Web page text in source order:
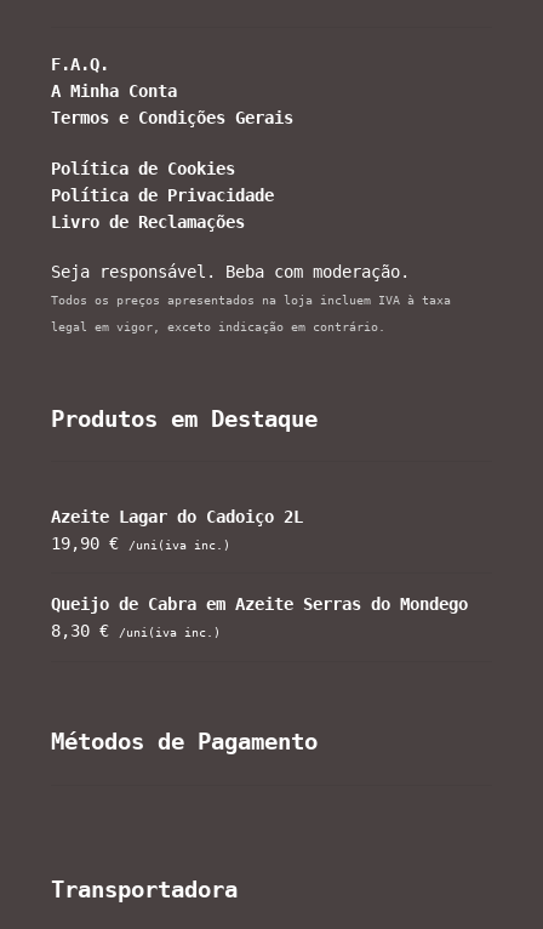
F.A.Q.
A Minha Conta
Termos e Condições Gerais
Política de Cookies
Política de Privacidade
Livro de Reclamações
Seja responsável. Beba com moderação.
Todos os preços apresentados na loja incluem IVA à taxa
legal em vigor, exceto indicação em contrário.
Produtos em Destaque
Azeite Lagar do Cadoiço 2L
19,90€ /uni(iva inc.)
Queijo de Cabra em Azeite Serras do Mondego
8,30€ /uni(iva inc.)
Métodos de Pagamento
Transportadora